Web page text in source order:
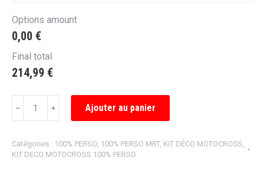
Options amount
0,00 €
Final total
214,99 €
quantité
DÉCO
﹣ ﹢ Ajouter au panier
Catégories : 100% PERSO, 100% PERSO MRT, KIT DÉCO MOTOCROSS,
KIT DECO MOTOCROSS 100% PERSO